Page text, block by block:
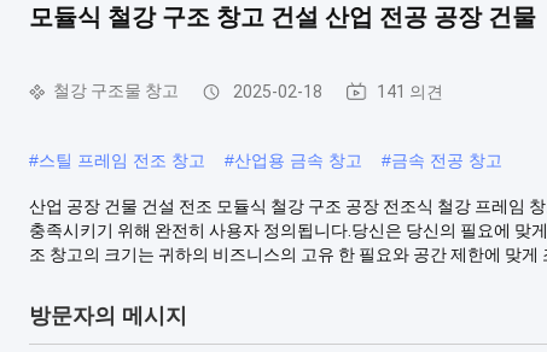
모듈식 철강 구조 창고 건설 산업 전공 공장 건물
철강 구조물 창고 2025-02-18 141 의견
#스틸 프레임 전조 창고 #산업용 금속 창고 #금속 전공 창고
산업 공장 건물 건설 전조 모듈식 철강 구조 공장 전조식 철강 프레임
충족시키기 위해 완전히 사용자 정의됩니다.당신은 당신의 필요에 맞
조 창고의 크기는 귀하의 비즈니스의 고유 한 필요와 공간 제한에 맞게
방문자의 메시지